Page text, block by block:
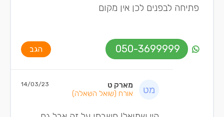
פתיחה לבפנים לכן אין מקום
050-3699999 הגב
מארק ט
אורח (שואל השאלה)
14/03/23